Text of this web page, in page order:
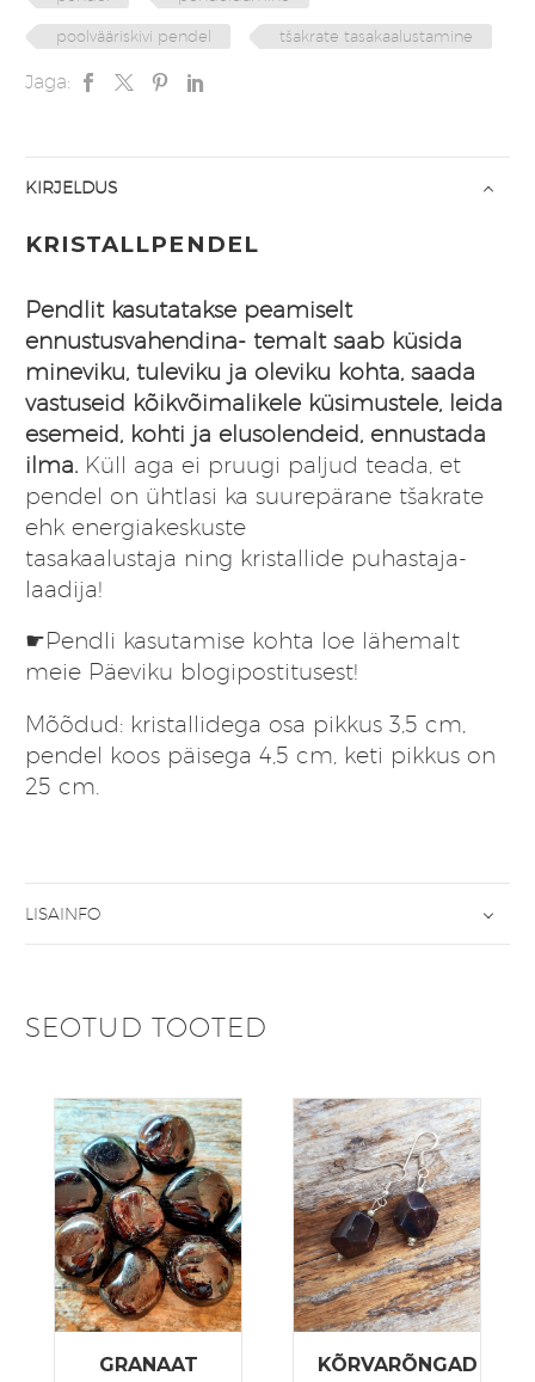
poolvääriskivi pendel tšakrate tasakaalustamine
Jaga:
KIRJELDUS
KRISTALLPENDEL
Pendlit kasutatakse peamiselt
ennustusvahendina- temalt saab küsida
mineviku, tuleviku ja oleviku kohta, saada
vastuseid kõikvõimalikele küsimustele, leida
esemeid, kohti ja elusolendeid, ennustada
ilma. Küll aga ei pruugi paljud teada, et
pendel on ühtlasi ka suurepärane tšakrate
ehk energiakeskuste
tasakaalustaja ning kristallide puhastaja-
laadija!
☛Pendli kasutamise kohta loe lähemalt
meie Päeviku blogipostitusest!
Mõõdud: kristallidega osa pikkus 3,5 cm,
pendel koos päisega 4,5 cm, keti pikkus on
25 cm.
LISAINFO
SEOTUD TOOTED
GRANAAT
KÕRVARÕNGAD